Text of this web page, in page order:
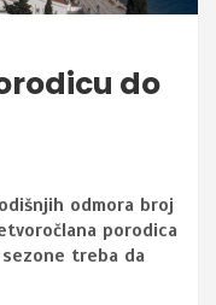
do
odmora broj
porodica
treba da